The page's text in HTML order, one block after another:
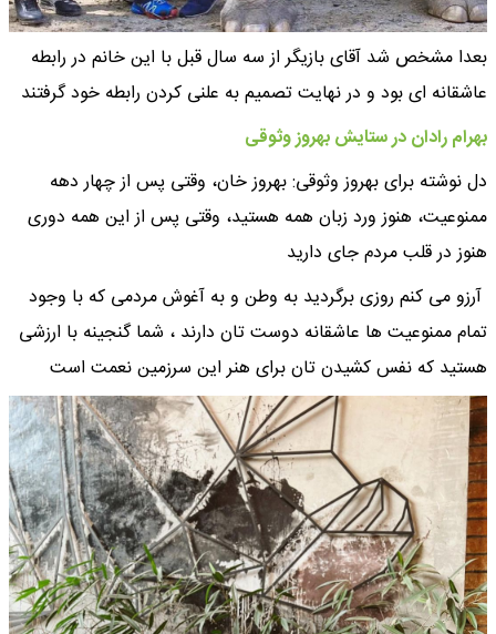
بعدا مشخص شد آقای بازیگر از سه سال قبل با این خانم در رابطه
عاشقانه ای بود و در نهایت تصمیم به علنی کردن رابطه خود گرفتند
بهرام رادان در ستایش بهروز وثوقی
دل نوشته برای بهروز وثوقی: بهروز خان، وقتی پس از چهار دهه
ممنوعیت، هنوز ورد زبان همه هستید، وقتی پس از این‌ همه دوری
هنوز در قلب مردم جای دارید
آرزو می‌ کنم روزی برگردید به وطن و به آغوش مردمی که با وجود
تمام ممنوعیت‌ ها عاشقانه دوست‌ تان دارند ، شما گنجینه با ارزشی
هستید که نفس کشیدن‌ تان برای هنر این سرزمین نعمت است